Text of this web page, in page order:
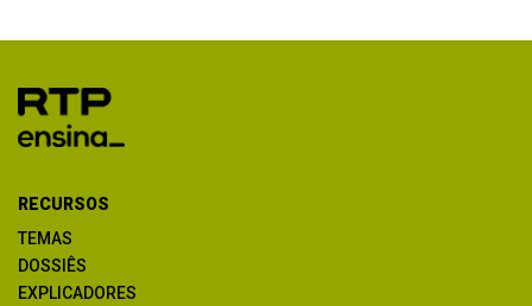
RECURSOS
TEMAS
DOSSIÊS
EXPLICADORES